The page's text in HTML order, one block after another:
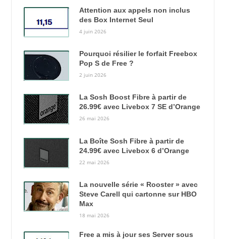
Attention aux appels non inclus
des Box Internet Seul
4 juin 2026
Pourquoi résilier le forfait Freebox
Pop S de Free ?
2 juin 2026
La Sosh Boost Fibre à partir de
26.99€ avec Livebox 7 SE d’Orange
26 mai 2026
La Boîte Sosh Fibre à partir de
24.99€ avec Livebox 6 d’Orange
22 mai 2026
La nouvelle série « Rooster » avec
Steve Carell qui cartonne sur HBO
Max
18 mai 2026
Free a mis à jour ses Server sous